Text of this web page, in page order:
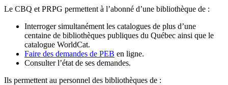
Le CBQ et PRPG permettent à l’abonné d’une bibliothèque de :
Interroger simultanément les catalogues de plus d’une
centaine de bibliothèques publiques du Québec ainsi que le
catalogue WorldCat.
Faire des demandes de PEB en ligne.
Consulter l’état de ses demandes.
Ils permettent au personnel des bibliothèques de :